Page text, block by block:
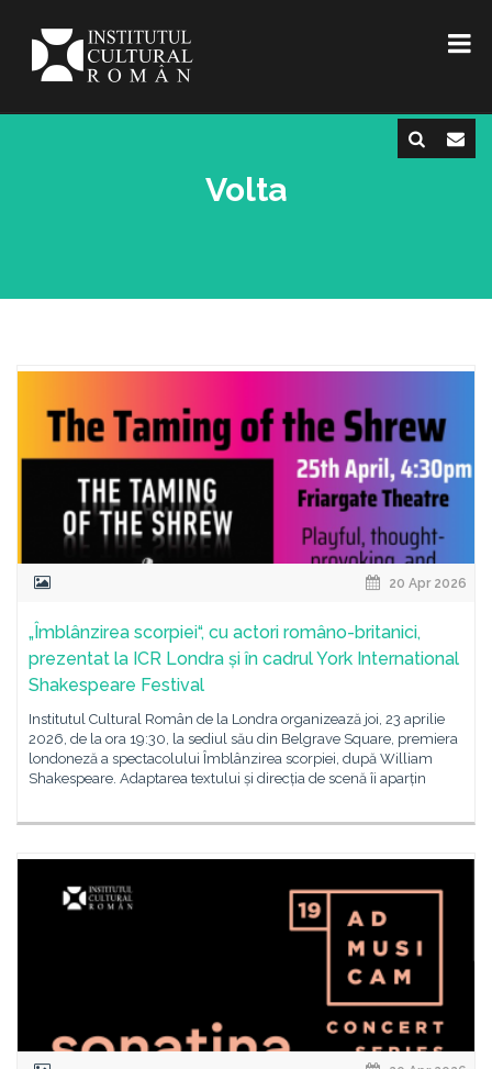
Volta
20 Apr 2026
„Îmblânzirea scorpiei“, cu actori româno-britanici,
prezentat la ICR Londra și în cadrul York International
Shakespeare Festival
Institutul Cultural Român de la Londra organizează joi, 23 aprilie
2026, de la ora 19:30, la sediul său din Belgrave Square, premiera
londoneză a spectacolului Îmblânzirea scorpiei, după William
Shakespeare. Adaptarea textului și direcția de scenă îi aparțin